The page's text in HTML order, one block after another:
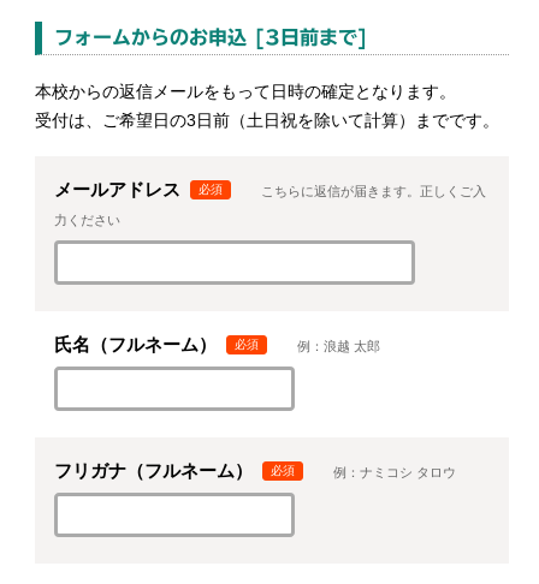
フォームからのお申込 [3日前まで]
本校からの返信メールをもって日時の確定となります。
受付は、ご希望日の3日前（土日祝を除いて計算）までです。
メールアドレス 必須
こちらに返信が届きます。正しくご入
力ください
氏名（フルネーム） 必須 例：浪越 太郎
フリガナ（フルネーム） 必須 例：ナミコシ タロウ